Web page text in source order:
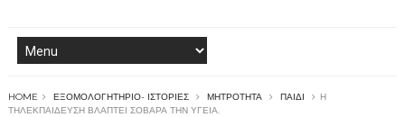
HOME ΕΞΟΜΟΛΟΓΗΤΉΡΙΟ- ΙΣΤΟΡΊΕΣ ΜΗΤΡΌΤΗΤΑ ΠΑΙΔΊ
Η
ΤΗΛΕΚΠΑΊΔΕΥΣΗ ΒΛΆΠΤΕΙ ΣΟΒΑΡΆ ΤΗΝ ΥΓΕΊΑ.